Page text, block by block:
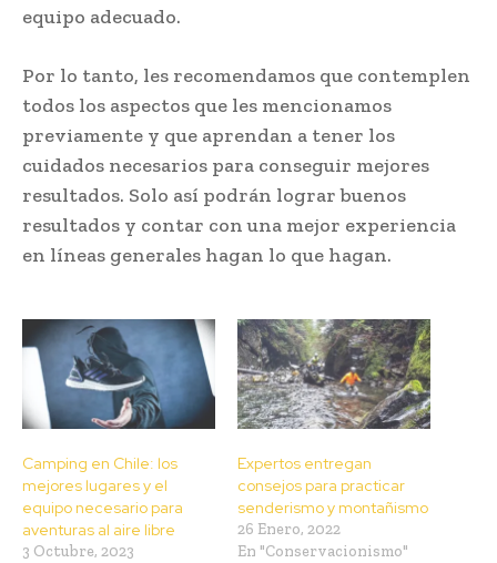
equipo adecuado.
Por lo tanto, les recomendamos que contemplen
todos los aspectos que les mencionamos
previamente y que aprendan a tener los
cuidados necesarios para conseguir mejores
resultados. Solo así podrán lograr buenos
resultados y contar con una mejor experiencia
en líneas generales hagan lo que hagan.
Camping en Chile: los
mejores lugares y el
equipo necesario para
aventuras al aire libre
3 Octubre, 2023
Expertos entregan
consejos para practicar
senderismo y montañismo
26 Enero, 2022
En "Conservacionismo"